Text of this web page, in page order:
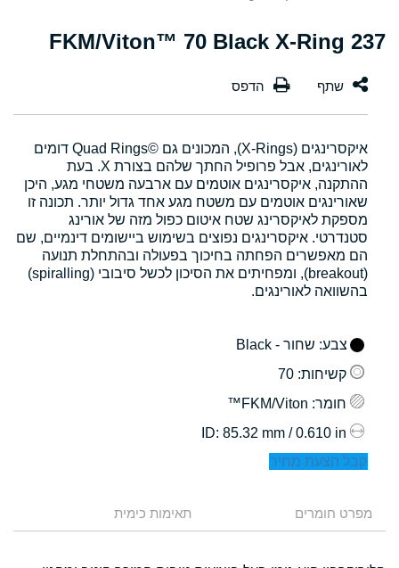
237 FKM/Viton™ 70 Black X-Ring
איקסרינגים (X-Rings), המכונים גם Quad Rings©‎ דומים
לאורינגים, אבל פרופיל החתך שלהם בצורת X. בעת
ההתקנה, איקסרינגים אוטמים עם ארבעה משטחי מגע, היכן
שאורינגים אוטמים עם משטח מגע אחד גדול יותר. תכונה זו
מספקת לאיקסרינג שטח איטום כפול מזה של אורינג
סטנדרטי. איקסרינגים נפוצים בשימוש ביישומים דינמיים, שם
הם מאפשרים הפחתה בחיכוך בפעולה ובהתחלת תנועה
(breakout), ומפחיתים את הסיכון לכשל סיבובי (spiralling)
בהשוואה לאורינגים.
צבע: שחור - Black
קשיחות: 70
חומר: FKM/Viton™
: 85.32 mm / 0.610 in
קבל הצעת מחיר
מפרט חומרים תאימות כימית